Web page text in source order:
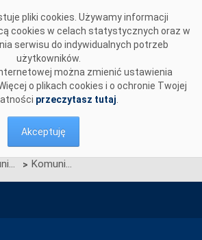
pliki cookies. Używamy informacji
cookies w celach statystycznych oraz w
serwisu do indywidualnych potrzeb
użytkowników.
można zmienić ustawienia
o plikach cookies i o ochronie Twojej
przeczytasz tutaj
Akceptuję
Komunikaty OSP > Komunikat dotyczący Zmian nr 2/2025 WDB